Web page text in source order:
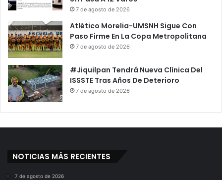
7 de agosto de 2026
Atlético Morelia-UMSNH Sigue Con
Paso Firme En La Copa Metropolitana
7 de agosto de 2026
#Jiquilpan Tendrá Nueva Clínica Del
ISSSTE Tras Años De Deterioro
7 de agosto de 2026
NOTICIAS MÁS RECIENTES
7 de agosto de 2026